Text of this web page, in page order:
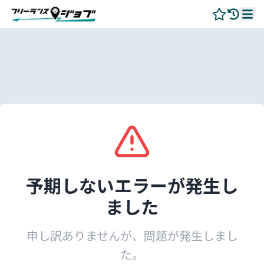
予期しないエラーが発生し
ました
申し訳ありませんが、問題が発生しまし
た。